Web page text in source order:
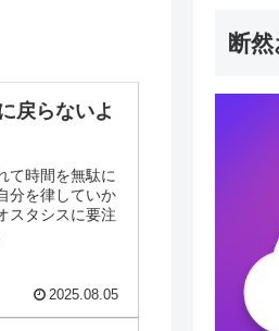
戻らないよ
て時間を無駄に
分を律していか
スタシスに要注
2025.08.05
断